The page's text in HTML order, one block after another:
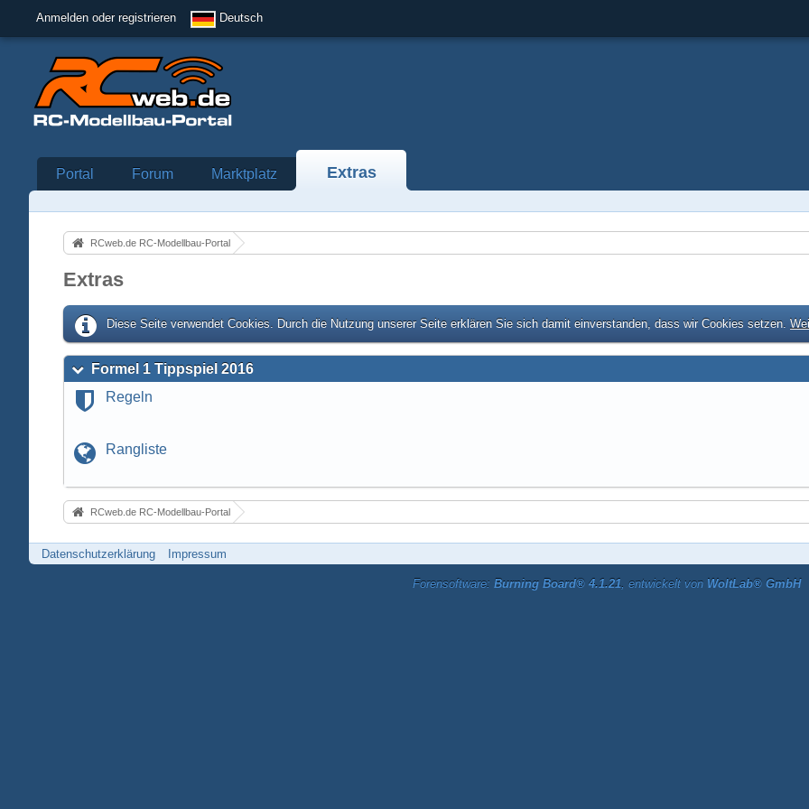
Anmelden oder registrieren Deutsch
Portal Forum Marktplatz Extras
RCweb.de RC-Modellbau-Portal
Extras
Diese Seite verwendet Cookies. Durch die Nutzung unserer Seite erklären Sie sich damit einverstanden, dass wir Cookies setzen.
Formel 1 Tippspiel 2016
Regeln
Rangliste
RCweb.de RC-Modellbau-Portal
Datenschutzerklärung Impressum
Forensoftware: Burning Board® 4.1.21, entwickelt von WoltLab® GmbH